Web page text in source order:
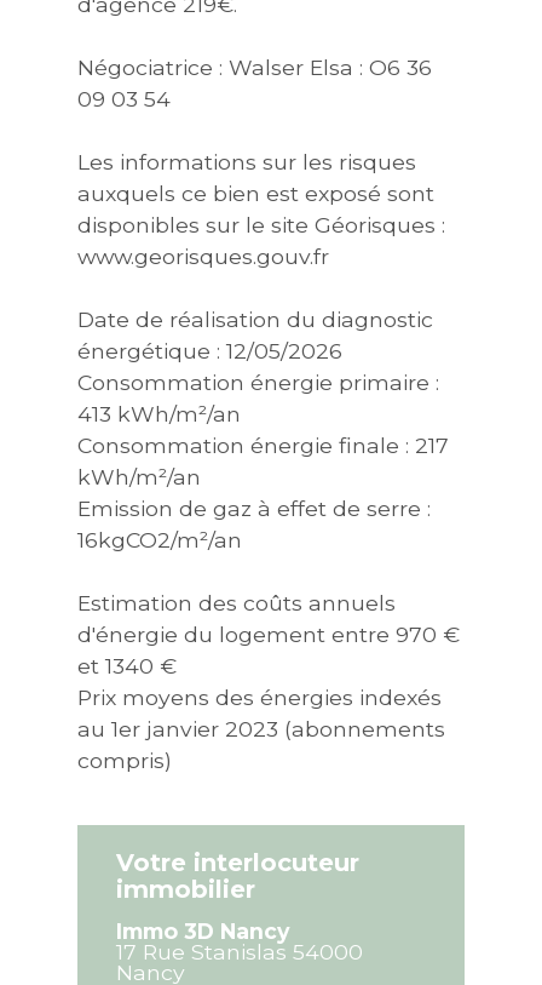
Négociatrice : Walser Elsa : O6 36
09 03 54
Les informations sur les risques
auxquels ce bien est exposé sont
disponibles sur le site Géorisques :
www.georisques.gouv.fr
Date de réalisation du diagnostic
énergétique : 12/05/2026
Consommation énergie primaire :
413 kWh/m²/an
Consommation énergie finale : 217
kWh/m²/an
Emission de gaz à effet de serre :
16kgCO2/m²/an
Estimation des coûts annuels
d'énergie du logement entre 970 €
et 1340 €
Prix moyens des énergies indexés
au 1er janvier 2023 (abonnements
compris)
Votre interlocuteur
immobilier
Immo 3D Nancy
17 Rue Stanislas 54000
Nancy